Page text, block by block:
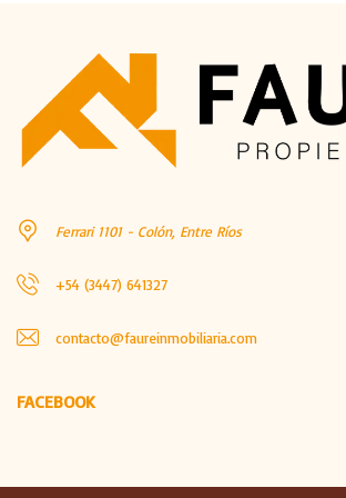
Ferrari 1101 - Colón, Entre Ríos
+54 (3447) 641327
contacto@faureinmobiliaria.com
FACEBOOK